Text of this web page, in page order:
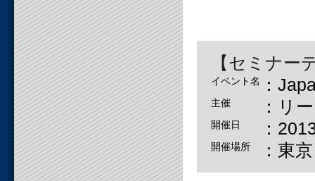
【セミナー
イベント名 ：
主催 ：リ
開催日 ：
開催場所 ：東